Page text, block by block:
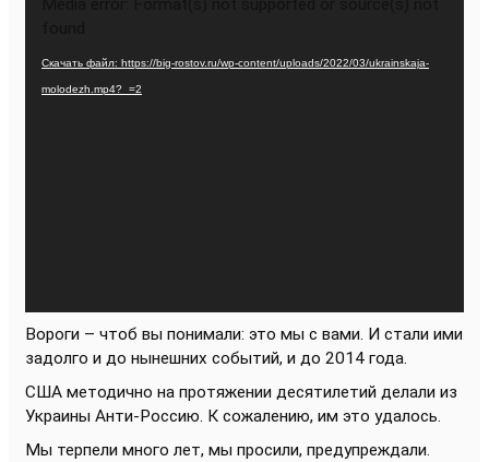
Скачать файл: https://big-rostov.ru/wp-content/uploads/2022/03/ukrainskaja-
molodezh.mp4?_=2
Вороги – чтоб вы понимали: это мы с вами. И стали ими
задолго и до нынешних событий, и до 2014 года.
США методично на протяжении десятилетий делали из
Украины Анти-Россию. К сожалению, им это удалось.
Мы терпели много лет, мы просили, предупреждали.